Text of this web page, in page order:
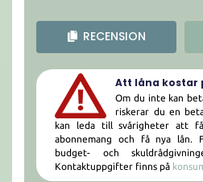
RECENSION
Att låna kostar
Om du inte kan
riskerar du en
kan leda till svårigheter att
abonnemang och få nya lån.
budget- och
Kontaktuppgifter finns på